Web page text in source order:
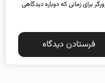
برای زمانی که دوباره دیدگاهی